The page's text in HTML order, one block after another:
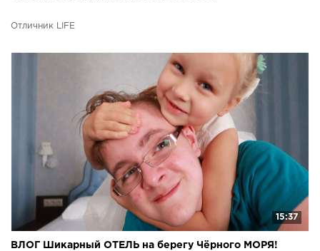
Отличник LIFE
15:37
ВЛОГ Шикарный ОТЕЛЬ на берегу Чёрного МОРЯ!